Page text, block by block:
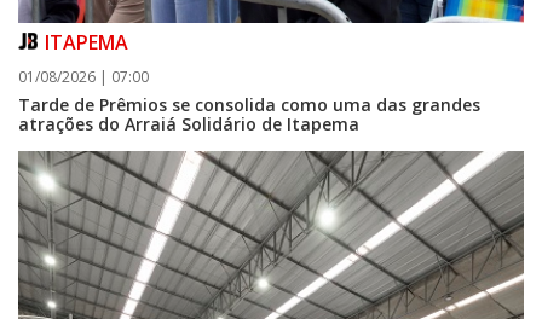
06/08/2026 | 07:00
Porto Belo abre inscrições para entidades da sociedade civil participarem
da composição do Conselho Municipal da Habitação
ITAPEMA
01/08/2026 | 07:00
Tarde de Prêmios se consolida como uma das grandes
atrações do Arraiá Solidário de Itapema